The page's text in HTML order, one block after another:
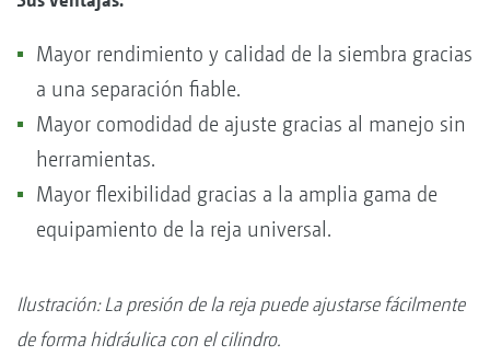
Mayor rendimiento y calidad de la siembra gracias
a una separación fiable.
Mayor comodidad de ajuste gracias al manejo sin
herramientas.
Mayor flexibilidad gracias a la amplia gama de
equipamiento de la reja universal.
Ilustración: La presión de la reja puede ajustarse fácilmente
de forma hidráulica con el cilindro.